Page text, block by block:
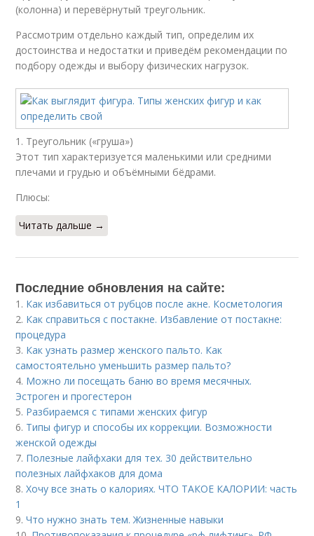
(колонна) и перевёрнутый треугольник.
Рассмотрим отдельно каждый тип, определим их
достоинства и недостатки и приведём рекомендации по
подбору одежды и выбору физических нагрузок.
1. Треугольник («груша»)
Этот тип характеризуется маленькими или средними
плечами и грудью и объёмными бёдрами.
Плюсы:
Читать дальше →
Последние обновления на сайте:
1. Как избавиться от рубцов после акне. Косметология
2. Как справиться с постакне. Избавление от постакне:
процедура
3. Как узнать размер женского пальто. Как
самостоятельно уменьшить размер пальто?
4. Можно ли посещать баню во время месячных.
Эстроген и прогестерон
5. Разбираемся с типами женских фигур
6. Типы фигур и способы их коррекции. Возможности
женской одежды
7. Полезные лайфхаки для тех. 30 действительно
полезных лайфхаков для дома
8.Хочу все знать о калориях. ЧТО ТАКОЕ КАЛОРИИ: часть
1
9.Что нужно знать тем. Жизненные навыки